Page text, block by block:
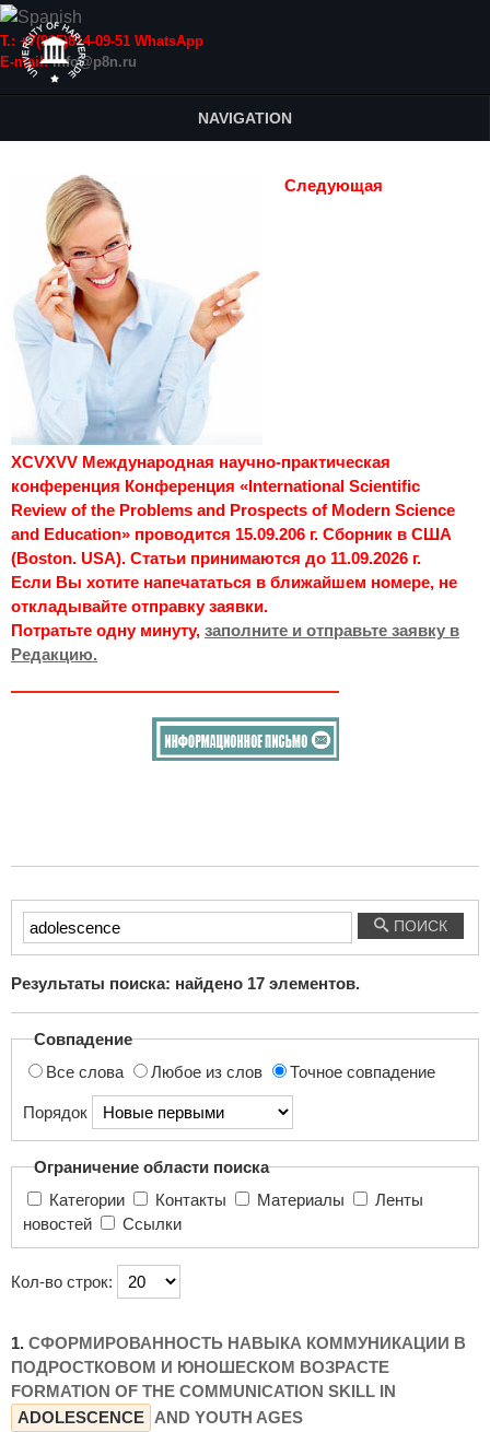
Т.: +7(915)814-09-51 WhatsApp
E-mail:info@p8n.ru
NAVIGATION
Следующая
XCVXVV Международная научно-практическая
конференция Конференция «International Scientific
Review of the Problems and Prospects of Modern Science
and Education» проводится 15.09.206 г. Сборник в США
(Boston. USA). Статьи принимаются до 11.09.2026 г.
Если Вы хотите напечататься в ближайшем номере, не
откладывайте отправку заявки.
Потратьте одну минуту, заполните и отправьте заявку в
Редакцию.
Введите
текст
поиска...
ПОИСК
Результаты поиска: найдено 17 элементов.
Совпадение
Все слова
Любое из слов Точное совпадение
Порядок
Ограничение области поиска
Категории
Контакты Материалы
новостей
Ссылки
Кол-во строк:
1. СФОРМИРОВАННОСТЬ НАВЫКА КОММУНИКАЦИИ В
ПОДРОСТКОВОМ И ЮНОШЕСКОМ ВОЗРАСТЕ
FORMATION OF THE COMMUNICATION SKILL IN
ADOLESCENCE AND YOUTH AGES